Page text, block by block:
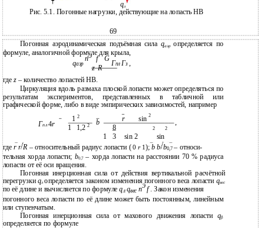
qл
Рис. 5.1. Погонные нагрузки, действующие на лопасть НВ
69
Погонная аэродинамическая подъёмная сила qаэропределяется по
формуле, аналогичной формуле для крыла,
qаэр
nЭ
z
f
R
G
Гпл Гз
гдеz – количество лопастей НВ.
Циркуляция вдоль размаха плоской лопасти может определяться по
результатам экспериментов, представленных в табличной или
графической форме, либо в виде эмпирических зависимостей, например
12 sin 2
r
Гпл4r b ,
1 1,22 8 2 2
1 sin 2 sin
3
гдеr r R – относительный радиус лопасти (0r 1); b b b0,7– относи-
тельная хорда лопасти; b0,7– хорда лопасти на расстоянии 70 % радиуса
лопасти от её оси вращения.
Погонная инерционная сила от действия вертикальной расчётной
перегрузкиqлопределяется законом изменения погонного веса лопасти qвес
по её длине и вычисляется по формулеqл qвес nЭ f. Закон изменения
погонного веса лопасти по её длине может быть постоянным, линейным
или ступенчатым.
Погонная инерционная сила от махового движения лопастиqβ
определяется по формуле